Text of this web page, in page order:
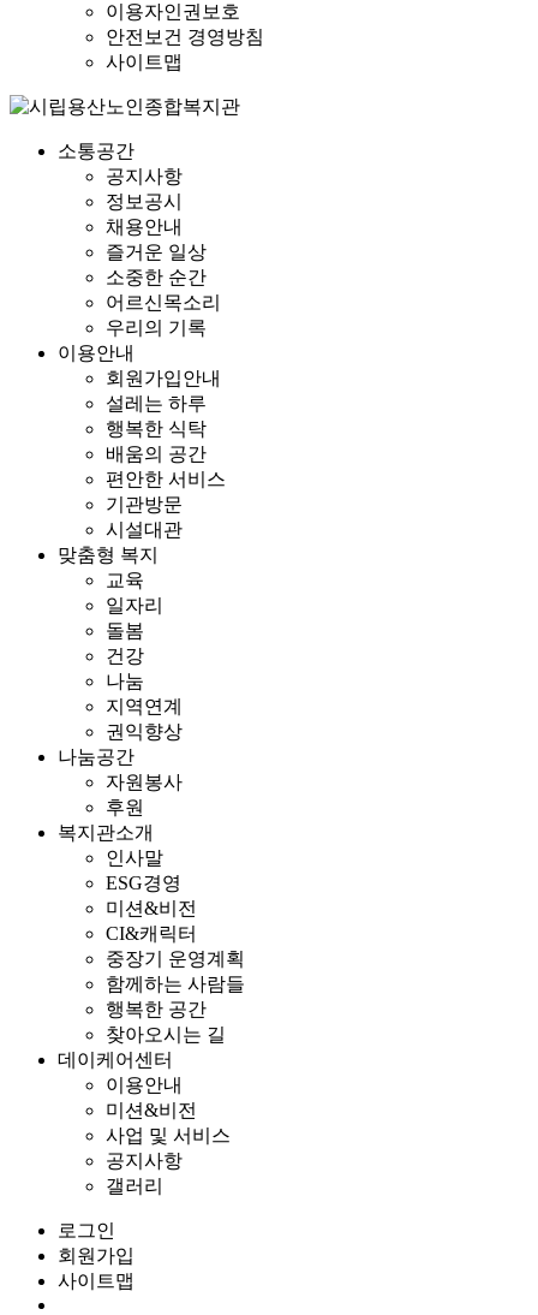
이용자인권보호
안전보건 경영방침
사이트맵
소통공간
공지사항
정보공시
채용안내
즐거운 일상
소중한 순간
어르신목소리
우리의 기록
이용안내
회원가입안내
설레는 하루
행복한 식탁
배움의 공간
편안한 서비스
기관방문
시설대관
맞춤형 복지
교육
일자리
돌봄
건강
나눔
지역연계
권익향상
나눔공간
자원봉사
후원
복지관소개
인사말
ESG경영
미션&비전
CI&캐릭터
중장기 운영계획
함께하는 사람들
행복한 공간
찾아오시는 길
데이케어센터
이용안내
미션&비전
사업 및 서비스
공지사항
갤러리
로그인
회원가입
사이트맵